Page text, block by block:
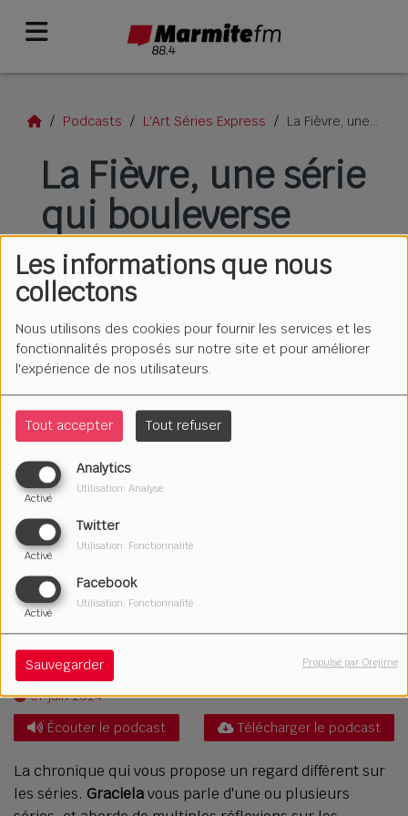
Les informations que nous
collectons
Nous utilisons des cookies pour fournir les services et les
fonctionnalités proposés sur notre site et pour améliorer
l'expérience de nos utilisateurs.
Tout accepter Tout refuser
Analytics
Activé
Utilisation: Analyse
Twitter
Activé
Utilisation: Fonctionnalité
Facebook
Activé
Utilisation: Fonctionnalité
Sauvegarder Propulsé par Orejime
Podcasts L'Art Séries Express La Fièvre, une série qui bouleverse
La Fièvre, une série
qui bouleverse
07 juin 2024
Écouter le podcast
Télécharger le podcast
La chronique qui vous propose un regard différent sur
les séries. Gracielavous parle d'une ou plusieurs